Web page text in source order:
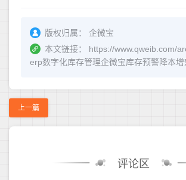
版权归属：
企微宝
本文链接：
https://www.qweib.com/
erp数字化库存管理企微宝库存预警降本增
上一篇
评论区